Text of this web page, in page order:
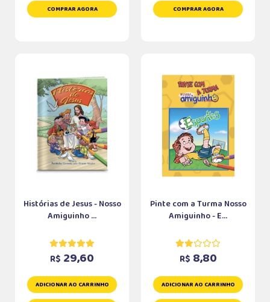
COMPRAR AGORA COMPRAR AGORA
Histórias de Jesus - Nosso
Amiguinho ...
R$ 29,60
ADICIONAR AO CARRINHO
Pinte com a Turma Nosso
Amiguinho - E...
R$ 8,80
ADICIONAR AO CARRINHO